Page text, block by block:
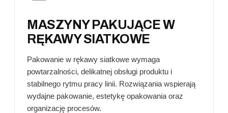
MASZYNY PAKUJĄCE W
RĘKAWY SIATKOWE
Pakowanie w rękawy siatkowe wymaga
powtarzalności, delikatnej obsługi produktu i
stabilnego rytmu pracy linii. Rozwiązania wspierają
wydajne pakowanie, estetykę opakowania oraz
organizację procesów.